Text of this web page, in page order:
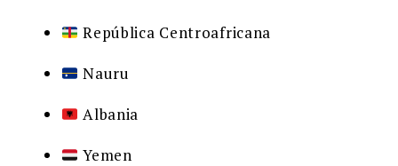
República Centroafricana
Nauru
Albania
Yemen